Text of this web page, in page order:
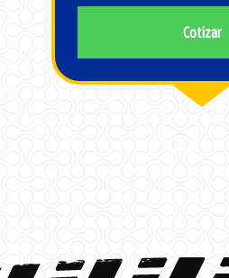
Cotizar